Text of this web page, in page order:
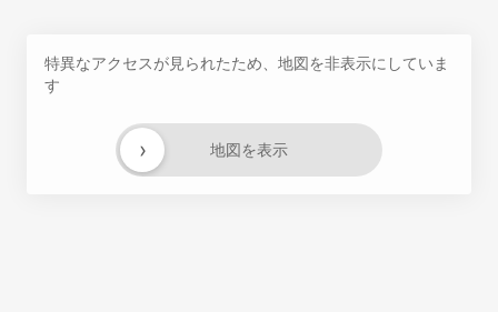
特異なアクセスが見られたため、地図を非表示にしていま
す
地図を表示
›